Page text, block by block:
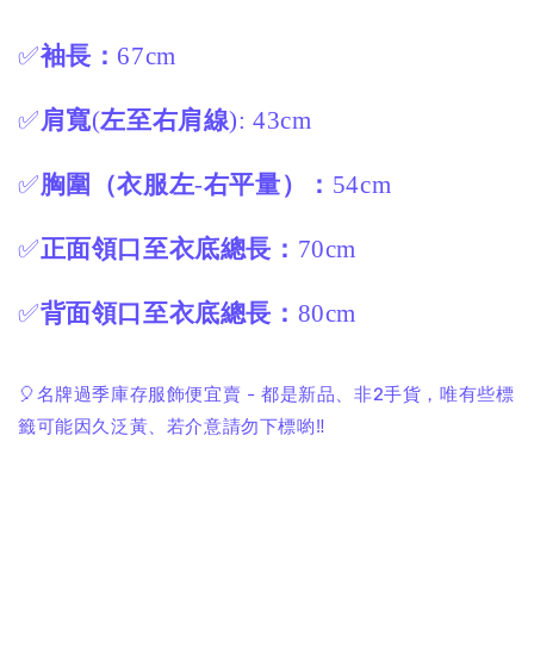
✅袖長： 67cm
✅肩寬(左至右肩線): 43cm
✅胸圍（衣服左-右平量）： 54cm
✅正面領口至衣底總長： 70cm
✅背面領口至衣底總長： 80cm
🎈名牌過季庫存服飾便宜賣 - 都是新品、非2手貨，唯有些標
籤可能因久泛黃、若介意請勿下標喲‼️